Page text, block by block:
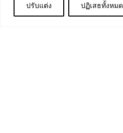
ปรับแต่ง ปฏิเสธทั้งหมด